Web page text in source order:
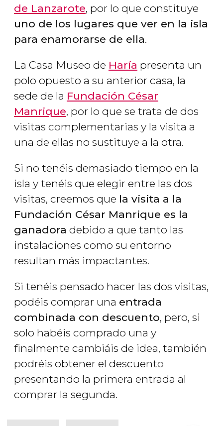
de Lanzarote, por lo que constituye
uno de los lugares que ver en la isla
para enamorarse de ella.
La Casa Museo de Haría presenta un
polo opuesto a su anterior casa, la
sede de la Fundación César
Manrique, por lo que se trata de dos
visitas complementarias y la visita a
una de ellas no sustituye a la otra.
Si no tenéis demasiado tiempo en la
isla y tenéis que elegir entre las dos
visitas, creemos que la visita a la
Fundación César Manrique es la
ganadora debido a que tanto las
instalaciones como su entorno
resultan más impactantes.
Si tenéis pensado hacer las dos visitas,
podéis comprar una entrada
combinada con descuento, pero, si
solo habéis comprado una y
finalmente cambiáis de idea, también
podréis obtener el descuento
presentando la primera entrada al
comprar la segunda.